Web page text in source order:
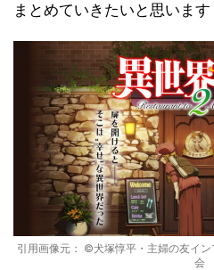
まとめていきたいと思います
引用画像元： ©犬塚惇平・主婦の友イ
会